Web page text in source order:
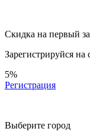
Скидка на первый
Зарегистрируйся на
5%
Регистрация
Выберите город